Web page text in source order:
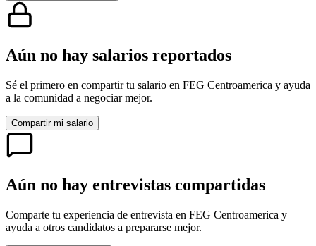
Aún no hay salarios reportados
Sé el primero en compartir tu salario en FEG Centroamerica y ayuda
a la comunidad a negociar mejor.
Compartir mi salario
Aún no hay entrevistas compartidas
Comparte tu experiencia de entrevista en FEG Centroamerica y
ayuda a otros candidatos a prepararse mejor.